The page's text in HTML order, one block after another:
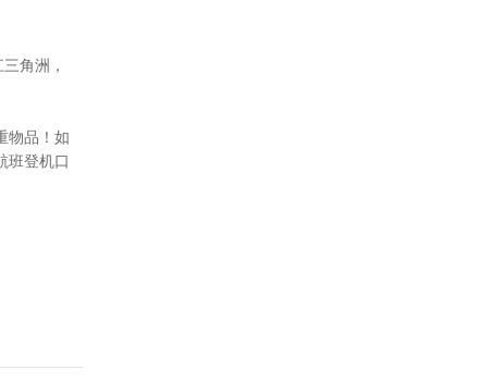
角洲，
物品！如
班登机口